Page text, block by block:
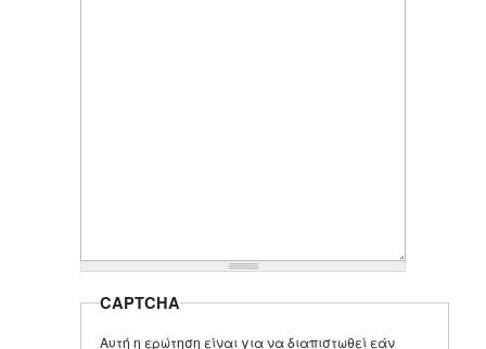
CAPTCHA
Αυτή η ερώτηση είναι για να διαπιστωθεί εάν